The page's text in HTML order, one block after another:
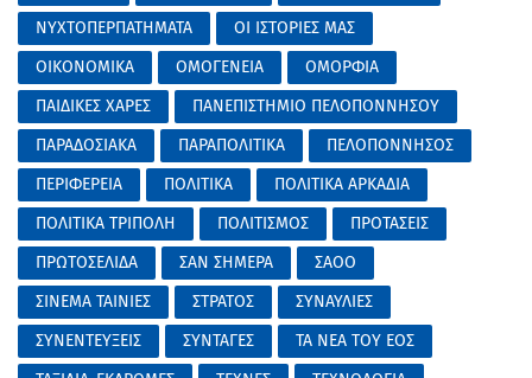
ΝΥΧΤΟΠΕΡΠΑΤΗΜΑΤΑ
ΟΙ ΙΣΤΟΡΙΕΣ ΜΑΣ
ΟΙΚΟΝΟΜΙΚΑ
ΟΜΟΓΕΝΕΙΑ
ΟΜΟΡΦΙΑ
ΠΑΙΔΙΚΕΣ ΧΑΡΕΣ
ΠΑΝΕΠΙΣΤΗΜΙΟ ΠΕΛΟΠΟΝΝΗΣΟΥ
ΠΑΡΑΔΟΣΙΑΚΑ
ΠΑΡΑΠΟΛΙΤΙΚΑ
ΠΕΛΟΠΟΝΝΗΣΟΣ
ΠΕΡΙΦΕΡΕΙΑ
ΠΟΛΙΤΙΚΑ
ΠΟΛΙΤΙΚΑ ΑΡΚΑΔΙΑ
ΠΟΛΙΤΙΚΑ ΤΡΙΠΟΛΗ
ΠΟΛΙΤΙΣΜΟΣ
ΠΡΟΤΑΣΕΙΣ
ΠΡΩΤΟΣΕΛΙΔΑ
ΣΑΝ ΣΗΜΕΡΑ
ΣΑΟΟ
ΣΙΝΕΜΑ ΤΑΙΝΙΕΣ
ΣΤΡΑΤΟΣ
ΣΥΝΑΥΛΙΕΣ
ΣΥΝΕΝΤΕΥΞΕΙΣ
ΣΥΝΤΑΓΕΣ
ΤΑ ΝΕΑ ΤΟΥ ΕΟΣ